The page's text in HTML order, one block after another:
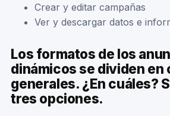
Crear y editar campañas
Ver y descargar datos e
Los formatos de los
dinámicos se dividen en
generales. ¿En cuáles?
tres opciones.